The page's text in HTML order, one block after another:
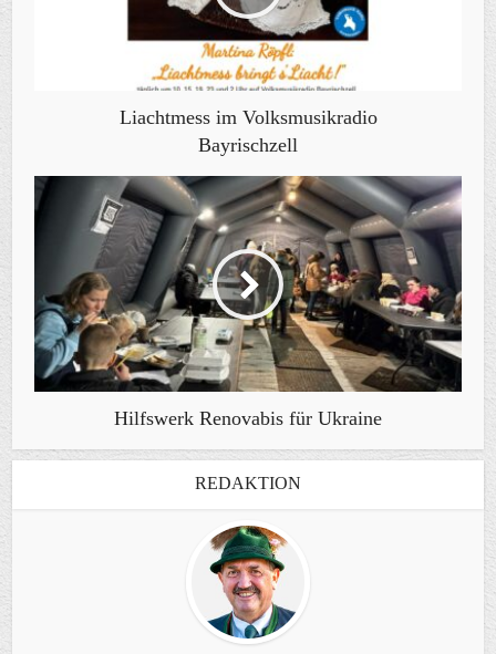
Liachtmess im Volksmusikradio
Bayrischzell
Hilfswerk Renovabis für Ukraine
REDAKTION